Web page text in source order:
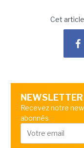
Cet
NEWSLETTER
Recevez notre
abonnés